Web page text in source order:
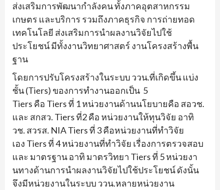
ส่งเสริมการพัฒนากำลังคน ทั้งภาคอุตสาหกรรม
เกษตร และบริการ รวมถึงภาคธุรกิจ การถ่ายทอด
เทคโนโลยี ส่งเสริมการนำผลงานวิจัยไปใช้
ประโยชน์ มีทั้งงานวิทยาศาสตร์ งานโครงสร้างพื้น
ฐาน
โดยการปรับโครงสร้างในระบบ ววน.ที่เกิดขึ้น แบ่ง
ชั้น (Tiers) ของการทำงานออกเป็น 5
Tiers คือ Tiersที่ 1 หน่วยงานด้านนโยบายคือ สอวช.
และ สกสว. Tiersที่2คือ หน่วยงานให้ทุนวิจัย อาทิ
วช. สวรส. NIA Tiersที่ 3คือหน่วยงานที่ทำวิจัย
เอง Tiersที่4หน่วยงานที่ทำวิจัย เรื่องการตรวจสอบ
และ มาตรฐาน อาทิ มาตรวิทยา Tiersที่ 5หน่วยงา
นทางด้านการนำผลงานวิจัยไปใช้ประโยชน์ ดังนั้น
จึงมีหน่วยงานในระบบ ววน.หลายหน่วยงาน